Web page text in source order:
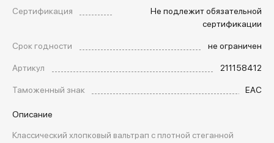
Сертификация
Не подлежит обязательной
сертификации
Срок годности
не ограничен
Артикул
211158412
Таможенный знак
EAC
Описание
Классический хлопковый вальтрап с плотной стеганной